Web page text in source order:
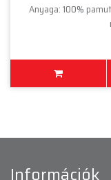
Anyaga: 100%
Információk